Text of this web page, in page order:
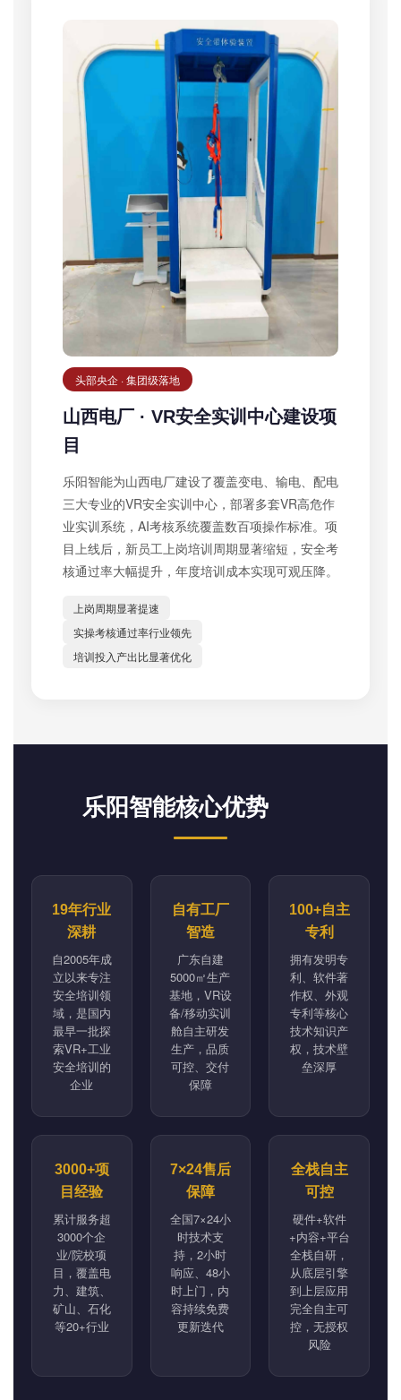
头部央企 · 集团级落地
山西电厂 · VR安全实训中心建设项
目
乐阳智能为山西电厂建设了覆盖变电、输电、配电
三大专业的VR安全实训中心，部署多套VR高危作
业实训系统，AI考核系统覆盖数百项操作标准。项
目上线后，新员工上岗培训周期显著缩短，安全考
核通过率大幅提升，年度培训成本实现可观压降。
上岗周期显著提速
实操考核通过率行业领先
培训投入产出比显著优化
乐阳智能核心优势
19年行业
深耕
自2005年成
立以来专注
安全培训领
域，是国内
最早一批探
索VR+工业
安全培训的
企业
自有工厂
智造
广东自建
5000㎡生产
基地，VR设
备/移动实训
舱自主研发
生产，品质
可控、交付
保障
100+自主
专利
拥有发明专
利、软件著
作权、外观
专利等核心
技术知识产
权，技术壁
垒深厚
3000+项
目经验
累计服务超
3000个企
业/院校项
目，覆盖电
力、建筑、
矿山、石化
等20+行业
7×24售后
保障
全国7×24小
时技术支
持，2小时
响应、48小
时上门，内
容持续免费
更新迭代
全栈自主
可控
硬件+软件
+内容+平台
全栈自研，
从底层引擎
到上层应用
完全自主可
控，无授权
风险